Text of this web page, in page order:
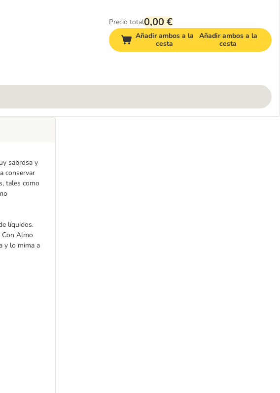
Precio total0,00 €
Añadir ambos a la
cesta
Añadir ambos a la
cesta
sabrosa y
conservar
tales como
líquidos.
Con Almo
y lo mima a